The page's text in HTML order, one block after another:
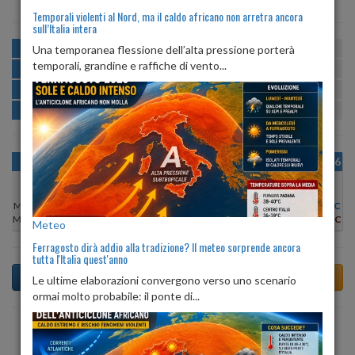
MATTINA min:23º max:32º U:
POMERIGGIO min:32º max:32º
SERA min:25º max:33º U:58% 73%
NOTTE min: 23º max:24º U:77%
OGGI
Min:
31°C
Max:32°C
MAR 11
Min:
Max:32°C
MER 12
Min:32°C
Max:32°C
GIO 13
Min:
32°C
Max:32°C
VEN 14
Max:31°C
SAB 15
Min:30°C
Max:31°C
DOM 16
30°C
Max:31°C
Previsioni del Tempo a Acate tra 3 giorni
Temporali violenti al Nord, ma il caldo africano non arretra ancora
sull’Italia intera
Una temporanea flessione dell’alta pressione porterà
temporali, grandine e raffiche di vento...
Meteo
Ferragosto dirà addio alla tradizione? Il meteo sorprende ancora
tutta l'Italia quest'anno
Le ultime elaborazioni convergono verso uno scenario
ormai molto probabile: il ponte di...